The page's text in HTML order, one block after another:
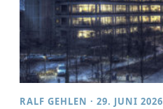
RALF GEHLEN ·29. JUNI 2026